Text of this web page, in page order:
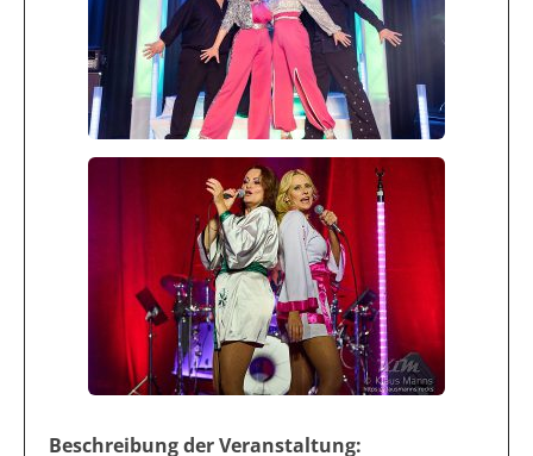
Beschreibung der Veranstaltung: